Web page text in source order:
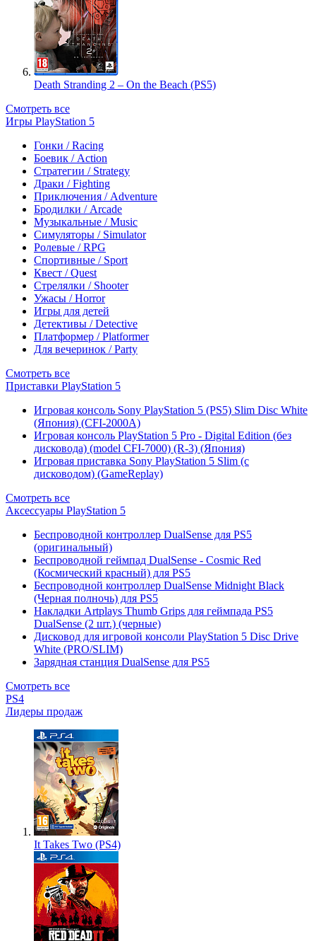
Death Stranding 2 – On the Beach (PS5)
Смотреть все
Игры PlayStation 5
Гонки / Racing
Боевик / Action
Стратегии / Strategy
Драки / Fighting
Приключения / Adventure
Бродилки / Arcade
Музыкальные / Music
Симуляторы / Simulator
Ролевые / RPG
Спортивные / Sport
Квест / Quest
Стрелялки / Shooter
Ужасы / Horror
Игры для детей
Детективы / Detective
Платформер / Platformer
Для вечеринок / Party
Смотреть все
Приставки PlayStation 5
Игровая консоль Sony PlayStation 5 (PS5) Slim Disc White
(Япония) (CFI-2000A)
Игровая консоль PlayStation 5 Pro - Digital Edition (без
дисковода) (model CFI-7000) (R-3) (Япония)
Игровая приставка Sony PlayStation 5 Slim (с
дисководом) (GameReplay)
Смотреть все
Аксессуары PlayStation 5
Беспроводной контроллер DualSense для PS5
(оригинальный)
Беспроводной геймпад DualSense - Cosmic Red
(Космический красный) для PS5
Беспроводной контроллер DualSense Midnight Black
(Черная полночь) для PS5
Накладки Artplays Thumb Grips для геймпада PS5
DualSense (2 шт.) (черные)
Дисковод для игровой консоли PlayStation 5 Disc Drive
White (PRO/SLIM)
Зарядная станция DualSense для PS5
Смотреть все
PS4
Лидеры продаж
It Takes Two (PS4)